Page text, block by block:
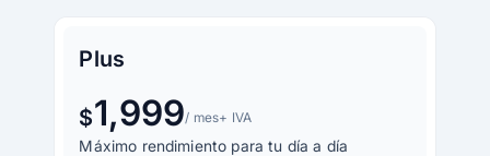
Plus
$1,999/ mes+ IVA
Máximo rendimiento para tu día a día